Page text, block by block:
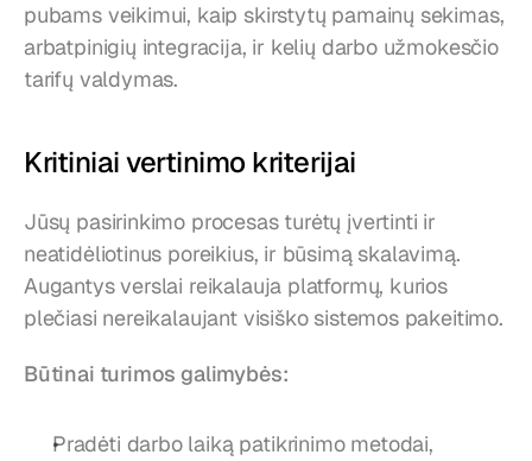
pubams veikimui, kaip skirstytų pamainų sekimas,
arbatpinigių integracija, ir kelių darbo užmokesčio
tarifų valdymas.
Kritiniai vertinimo kriterijai
Jūsų pasirinkimo procesas turėtų įvertinti ir
neatidėliotinus poreikius, ir būsimą skalavimą.
Augantys verslai reikalauja platformų, kurios
plečiasi nereikalaujant visiško sistemos pakeitimo.
Būtinai turimos galimybės:
Pradėti darbo laiką patikrinimo metodai,